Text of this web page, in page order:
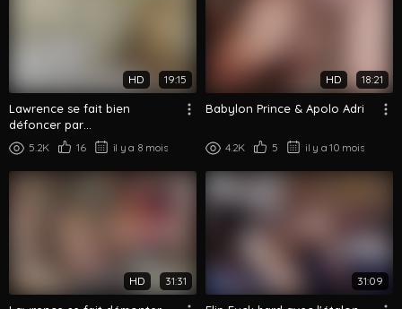
HD 19:15
Lawrence se fait bien
défoncer par
@diegoreyesxxx,
@babylonprince & @dionisio
5.2K 16 il y a 8 mois
HD 18:21
Babylon Prince & Apolo Adri
4.2K 5 il y a 10 mois
HD 31:31 31:09